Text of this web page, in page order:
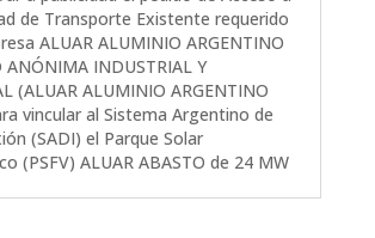
de Transporte Existente requerido
ALUAR ALUMINIO ARGENTINO
ANÓNIMA INDUSTRIAL Y
(ALUAR ALUMINIO ARGENTINO
vincular al Sistema Argentino de
(SADI) el Parque Solar
(PSFV) ALUAR ABASTO de 24 MW